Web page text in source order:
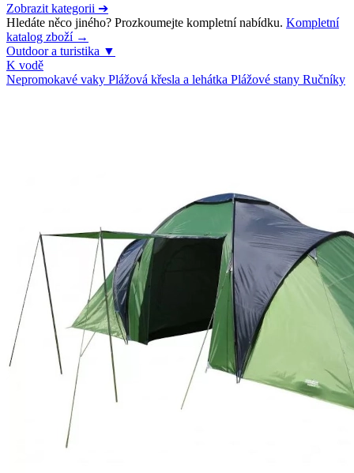
Zobrazit kategorii ➔
Hledáte něco jiného? Prozkoumejte kompletní nabídku. Kompletní
katalog zboží →
Outdoor a turistika ▼
K vodě
Nepromokavé vaky Plážová křesla a lehátka Plážové stany Ručníky